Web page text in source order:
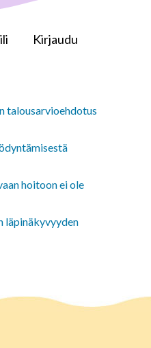
Kirjaudu
talousarvioehdotus
hoitoon ei ole
läpinäkyvyyden